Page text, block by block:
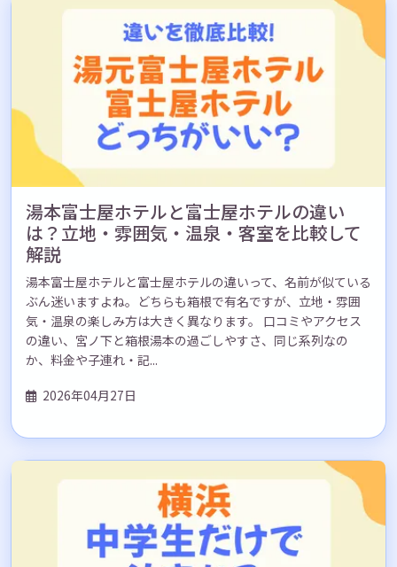
湯本富士屋ホテルと富士屋ホテルの違い
は？立地・雰囲気・温泉・客室を比較して
解説
湯本富士屋ホテルと富士屋ホテルの違いって、名前が似ている
ぶん迷いますよね。どちらも箱根で有名ですが、立地・雰囲
気・温泉の楽しみ方は大きく異なります。 口コミやアクセス
の違い、宮ノ下と箱根湯本の過ごしやすさ、同じ系列なの
か、料金や子連れ・記...
2026年04月27日